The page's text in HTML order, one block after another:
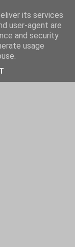
its services
user-agent are
and security
usage